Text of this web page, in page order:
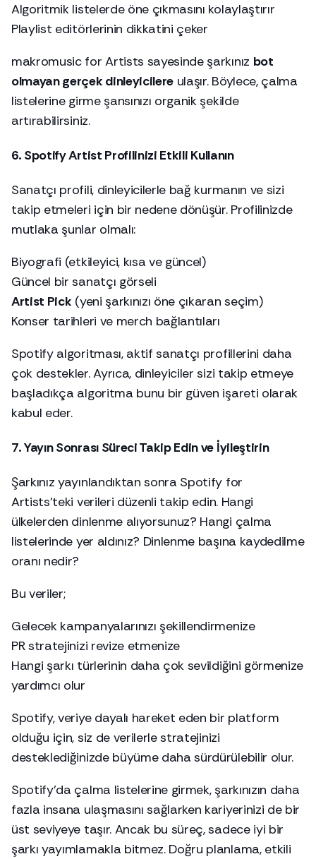
Algoritmik listelerde öne çıkmasını kolaylaştırır
Playlist editörlerinin dikkatini çeker
makromusic for Artists sayesinde şarkınız bot
olmayan gerçek dinleyicilere ulaşır. Böylece, çalma
listelerine girme şansınızı organik şekilde
artırabilirsiniz.
6. Spotify Artist Profilinizi Etkili Kullanın
Sanatçı profili, dinleyicilerle bağ kurmanın ve sizi
takip etmeleri için bir nedene dönüşür. Profilinizde
mutlaka şunlar olmalı:
Biyografi (etkileyici, kısa ve güncel)
Güncel bir sanatçı görseli
Artist Pick (yeni şarkınızı öne çıkaran seçim)
Konser tarihleri ve merch bağlantıları
Spotify algoritması, aktif sanatçı profillerini daha
çok destekler. Ayrıca, dinleyiciler sizi takip etmeye
başladıkça algoritma bunu bir güven işareti olarak
kabul eder.
7. Yayın Sonrası Süreci Takip Edin ve İyileştirin
Şarkınız yayınlandıktan sonra Spotify for
Artists’teki verileri düzenli takip edin. Hangi
ülkelerden dinlenme alıyorsunuz? Hangi çalma
listelerinde yer aldınız? Dinlenme başına kaydedilme
oranı nedir?
Bu veriler;
Gelecek kampanyalarınızı şekillendirmenize
PR stratejinizi revize etmenize
Hangi şarkı türlerinin daha çok sevildiğini görmenize
yardımcı olur
Spotify, veriye dayalı hareket eden bir platform
olduğu için, siz de verilerle stratejinizi
desteklediğinizde büyüme daha sürdürülebilir olur.
Spotify’da çalma listelerine girmek, şarkınızın daha
fazla insana ulaşmasını sağlarken kariyerinizi de bir
üst seviyeye taşır. Ancak bu süreç, sadece iyi bir
şarkı yayımlamakla bitmez. Doğru planlama, etkili